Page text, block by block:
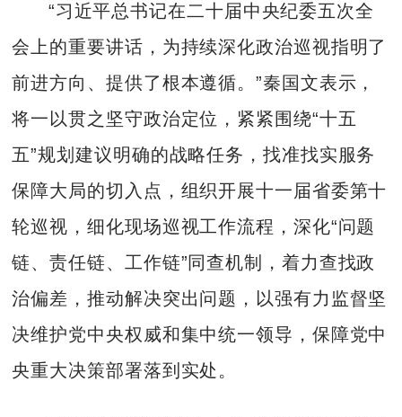
“习近平总书记在二十届中央纪委五次全
会上的重要讲话，为持续深化政治巡视指明了
前进方向、提供了根本遵循。”秦国文表示，
将一以贯之坚守政治定位，紧紧围绕“十五
五”规划建议明确的战略任务，找准找实服务
保障大局的切入点，组织开展十一届省委第十
轮巡视，细化现场巡视工作流程，深化“问题
链、责任链、工作链”同查机制，着力查找政
治偏差，推动解决突出问题，以强有力监督坚
决维护党中央权威和集中统一领导，保障党中
央重大决策部署落到实处。